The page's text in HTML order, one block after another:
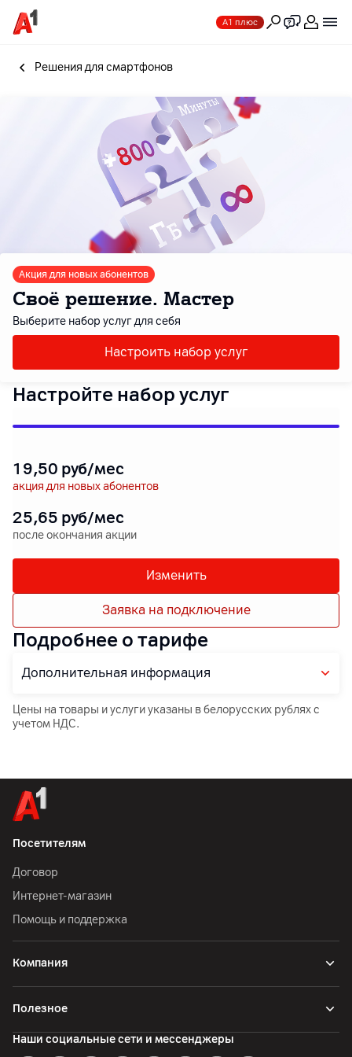
А1 плюс
Решения для смартфонов
Акция для новых абонентов
Своё решение. Мастер
Выберите набор услуг для себя
Настроить набор услуг
Настройте набор услуг
19,50 руб/мес
акция для новых абонентов
25,65 руб/мес
после окончания акции
Изменить
Заявка на подключение
Подробнее о тарифе
Дополнительная информация
Цены на товары и услуги указаны в белорусских рублях с
учетом НДС.
Посетителям
Договор
Интернет-магазин
Помощь и поддержка
Компания
Полезное
Наши социальные сети и мессенджеры